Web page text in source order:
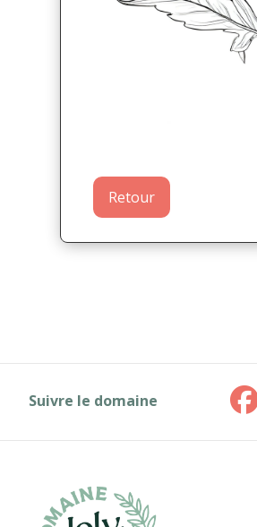
Retour
Suivre le domaine